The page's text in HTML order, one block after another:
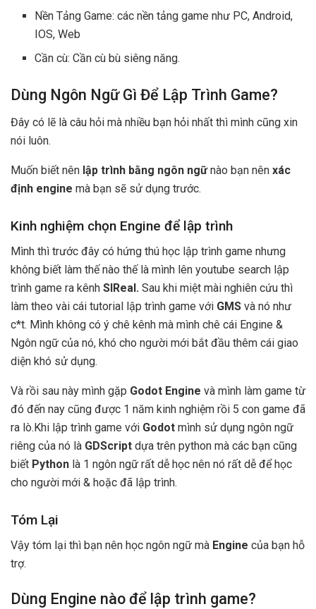
Nền Tảng Game: các nền tảng game như PC, Android,
IOS, Web
Cần cù: Cần cù bù siêng năng.
Dùng Ngôn Ngữ Gì Để Lập Trình Game?
Đây có lẽ là câu hỏi mà nhiều bạn hỏi nhất thì mình cũng xin
nói luôn.
Muốn biết nên lập trình bằng ngôn ngữnào bạn nên xác
định engine mà bạn sẽ sử dụng trước.
Kinh nghiệm chọn Engine để lập trình
Mình thì trước đây có hứng thú học lập trình game nhưng
không biết làm thế nào thế là mình lên youtube search lập
trình game ra kênh SIReal. Sau khi miệt mài nghiên cứu thì
làm theo vài cái tutorial lập trình game với GMS và nó như
c*t. Mình không có ý chê kênh mà mình chê cái Engine &
Ngôn ngữ của nó, khó cho người mới bắt đầu thêm cái giao
diện khó sử dụng.
Và rồi sau này mình gặp Godot Engine và mình làm game từ
đó đến nay cũng được 1 năm kinh nghiệm rồi 5 con game đã
ra lò.Khi lập trình game với Godot mình sử dụng ngôn ngữ
riêng của nó là GDScript dựa trên python mà các bạn cũng
biết Python là 1 ngôn ngữ rất dễ học nên nó rất dễ để học
cho người mới & hoặc đã lập trình.
Tóm Lại
Vậy tóm lại thì bạn nên học ngôn ngữ mà Engine của bạn hỗ
trợ.
Dùng Engine nào để lập trình game?